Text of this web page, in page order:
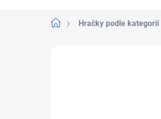
DomůHračky podle kategorií